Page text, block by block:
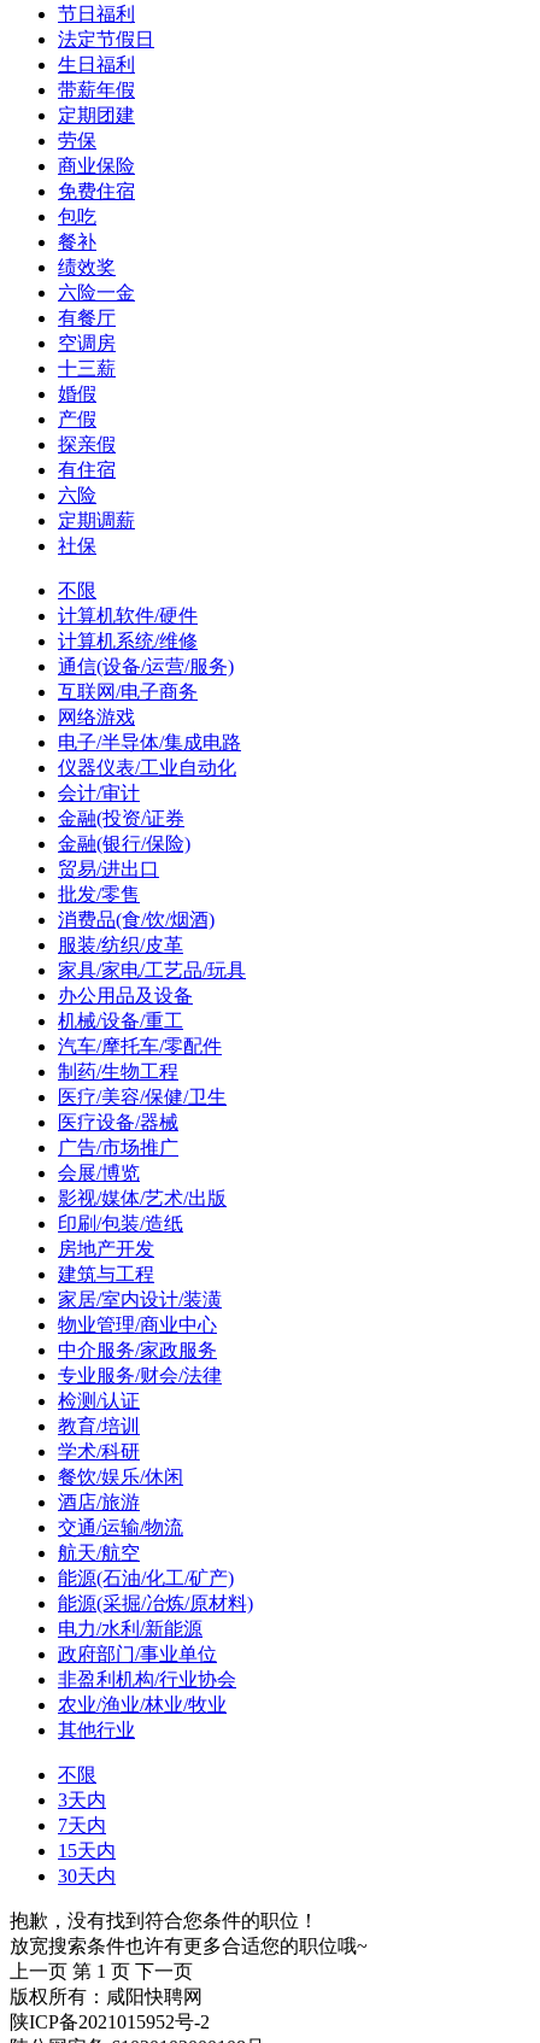
节日福利
法定节假日
生日福利
带薪年假
定期团建
劳保
商业保险
免费住宿
包吃
餐补
绩效奖
六险一金
有餐厅
空调房
十三薪
婚假
产假
探亲假
有住宿
六险
定期调薪
社保
不限
计算机软件/硬件
计算机系统/维修
通信(设备/运营/服务)
互联网/电子商务
网络游戏
电子/半导体/集成电路
仪器仪表/工业自动化
会计/审计
金融(投资/证券
金融(银行/保险)
贸易/进出口
批发/零售
消费品(食/饮/烟酒)
服装/纺织/皮革
家具/家电/工艺品/玩具
办公用品及设备
机械/设备/重工
汽车/摩托车/零配件
制药/生物工程
医疗/美容/保健/卫生
医疗设备/器械
广告/市场推广
会展/博览
影视/媒体/艺术/出版
印刷/包装/造纸
房地产开发
建筑与工程
家居/室内设计/装潢
物业管理/商业中心
中介服务/家政服务
专业服务/财会/法律
检测/认证
教育/培训
学术/科研
餐饮/娱乐/休闲
酒店/旅游
交通/运输/物流
航天/航空
能源(石油/化工/矿产)
能源(采掘/冶炼/原材料)
电力/水利/新能源
政府部门/事业单位
非盈利机构/行业协会
农业/渔业/林业/牧业
其他行业
不限
3天内
7天内
15天内
30天内
抱歉，没有找到符合您条件的职位！
放宽搜索条件也许有更多合适您的职位哦~
上一页 第 1 页 下一页
版权所有：咸阳快聘网
陕ICP备2021015952号-2